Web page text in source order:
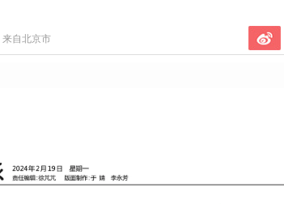
来自北京市